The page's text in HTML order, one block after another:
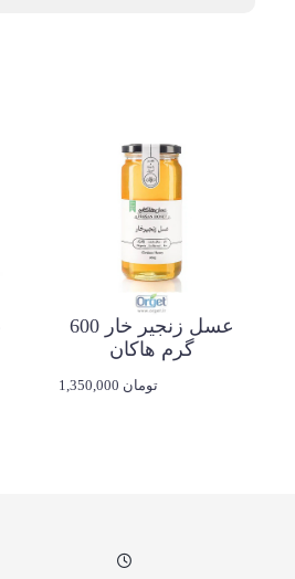
عسل زنجیر خار 600
گرم هاکان
1,350,000 تومان